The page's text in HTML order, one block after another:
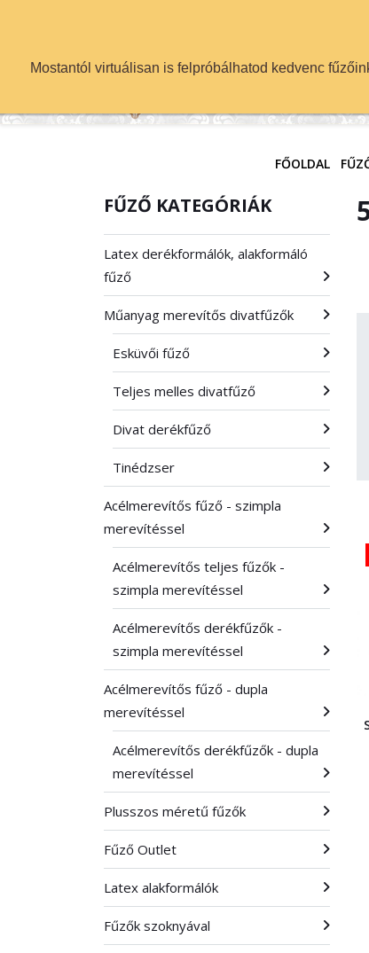
FŐOLDAL
FŰZŐ KATEGÓRIÁK
Latex derékformálók, alakformáló
fűző
Műanyag merevítős divatfűzők
Esküvői fűző
Teljes melles divatfűző
Divat derékfűző
Tinédzser
Acélmerevítős fűző - szimpla
merevítéssel
Acélmerevítős teljes fűzők -
szimpla merevítéssel
Acélmerevítős derékfűzők -
szimpla merevítéssel
Acélmerevítős fűző - dupla
merevítéssel
Acélmerevítős derékfűzők - dupla
merevítéssel
Plusszos méretű fűzők
Fűző Outlet
Latex alakformálók
Fűzők szoknyával
Mostantól virtuálisan is felpróbálhatod kedvenc